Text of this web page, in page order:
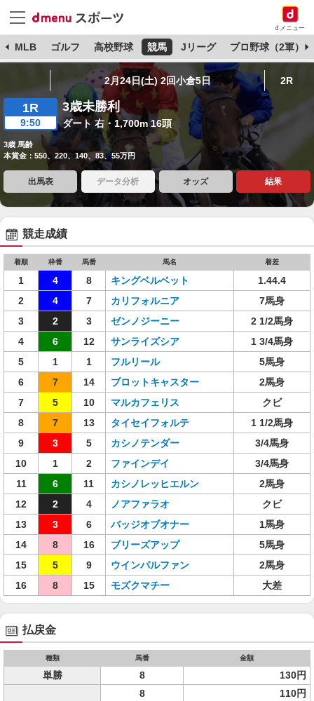
dメニュー
MLB ゴルフ 高校野球 競馬 Jリーグ プロ野球（2軍）
2月24日(土) 2回小倉5日 2R
1R
9:50
3歳未勝利
ダート 右・1,700m 16頭
3歳 馬齢
本賞金：550、220、140、83、55万円
出馬表 データ分析 オッズ 結果
競走成績
着順 枠番 馬番 馬名 着差
1 4 8 キングベルベット
1.44.4
2
4 7 カリフォルニア
7馬身
3
2 3 ゼンノジーニー
2 1/2馬身
4
6 12 サンライズシア
1 3/4馬身
5
1 1 フルリール
5馬身
6
7 14 ブロットキャスター
2馬身
7
5 10 マルカフェリス
クビ
8
7 13 タイセイフォルテ
1 1/2馬身
9
3 5 カシノテンダー
3/4馬身
10
1 2 ファインデイ
3/4馬身
11
6 11 カシノレッヒエルン
2馬身
12
2 4 ノアファラオ
クビ
13
3 6 バッジオブオナー
1馬身
14
8 16 ブリーズアップ
5馬身
15
5 9 ウインパルファン
2馬身
16
8 15 モズクマチー 大差
払戻金
種類 馬番 金額
単勝 8 130円
8
110円